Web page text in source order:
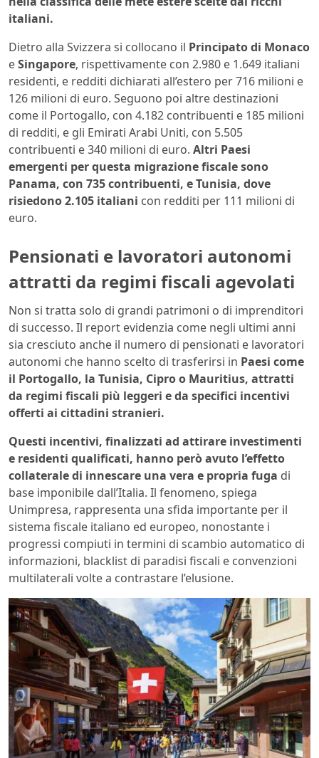
italiani.
Dietro alla Svizzera si collocano il Principato di Monaco
eSingapore, rispettivamente con 2.980 e 1.649 italiani
residenti, e redditi dichiarati all’estero per 716 milioni e
126 milioni di euro. Seguono poi altre destinazioni
come il Portogallo, con 4.182 contribuenti e 185 milioni
di redditi, e gli Emirati Arabi Uniti, con 5.505
contribuenti e 340 milioni di euro. Altri Paesi
emergenti per questa migrazione fiscale sono
Panama, con 735 contribuenti, e Tunisia, dove
risiedono 2.105 italiani con redditi per 111 milioni di
euro.
Pensionati e lavoratori autonomi
attratti da regimi fiscali agevolati
Non si tratta solo di grandi patrimoni o di imprenditori
di successo. Il report evidenzia come negli ultimi anni
sia cresciuto anche il numero di pensionati e lavoratori
autonomi che hanno scelto di trasferirsi in Paesi come
il Portogallo, la Tunisia, Cipro o Mauritius, attratti
da regimi fiscali più leggeri e da specifici incentivi
offerti ai cittadini stranieri.
Questi incentivi, finalizzati ad attirare investimenti
e residenti qualificati, hanno però avuto l’effetto
collaterale di innescare una vera e propria fuga di
base imponibile dall’Italia. Il fenomeno, spiega
Unimpresa, rappresenta una sfida importante per il
sistema fiscale italiano ed europeo, nonostante i
progressi compiuti in termini di scambio automatico di
informazioni, blacklist di paradisi fiscali e convenzioni
multilaterali volte a contrastare l’elusione.